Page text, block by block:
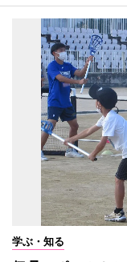
学ぶ・知る